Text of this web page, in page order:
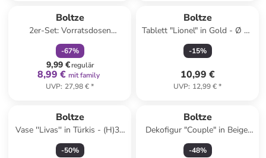
Boltze
2er-Set: Vorratsdosen
"Anella" in Grün/ Rot - (H)8,5
cm
-67%
9,99 €regulär
8,99 € mit family
UVP: 27,98 €*
Boltze
Tablett "Lionel" in Gold - Ø 25
cm
-15%
10,99 €
UVP: 12,99 €*
Boltze
Vase ''Livas'' in Türkis - (H)31
x Ø 18 cm
-50%
Boltze
Dekofigur "Couple" in Beige/
Weiß - (H)25,5 cm
-48%